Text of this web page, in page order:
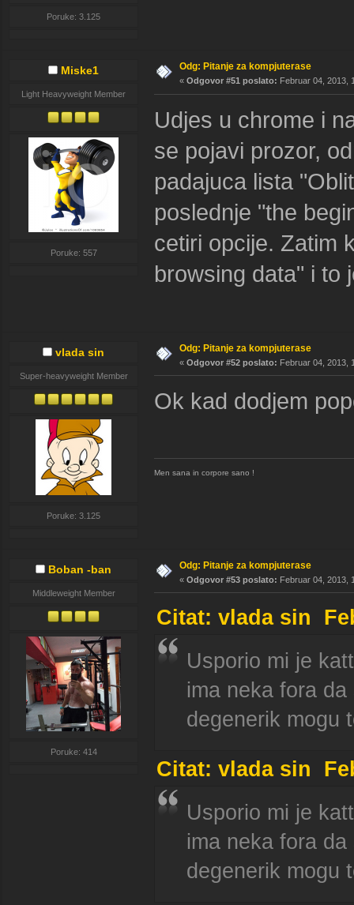
Poruke: 3.125
Miske1
Light Heavyweight Member
Poruke: 557
Odg: Pitanje za kompjuterase
« Odgovor #51 poslato: Februar 04, 2013,
Udjes u chrome i
se pojavi prozor,
padajuca lista
poslednje "the
cetiri opcije. Zatim
browsing data" i to
vlada sin
Super-heavyweight Member
Poruke: 3.125
Odg: Pitanje za kompjuterase
« Odgovor #52 poslato: Februar 04, 2013,
Ok kad dodjem
Men sana in corpore sano !
Boban -ban
Middleweight Member
Poruke: 414
Odg: Pitanje za kompjuterase
« Odgovor #53 poslato: Februar 04, 2013,
Citat: vlada sin
Usporio mi je
ima neka fora
degenerik mogu
Citat: vlada sin
Usporio mi je
ima neka fora
degenerik mogu